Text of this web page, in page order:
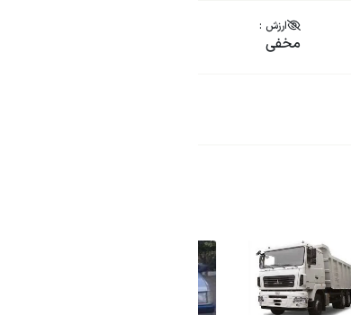
ارزش :
مخفی